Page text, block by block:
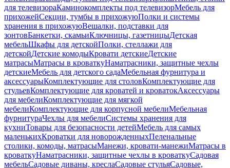
для телевизораКаминокомплекты под телевизорМебель для
прихожейСекции, тумбы в прихожуюПолки и системы
хранения в прихожуюВешалки, подставки для
зонтовБанкетки, скамьиКлючницы, газетницыДетская
мебельШкафы для детскойПолки, стеллажи для
детскойДетские комодыКровати детскиеДетские
матрасыМатрасы в кроваткуНаматрасники, защитные чехлы
детскиеМебель для детского садаМебельная фурнитура и
аксессуарыКомплектующие для столовКомплектующие для
стульевКомплектующие для кроватей и кроватокАксессуары
для мебелиКомплектующие для мягкой
мебелиКомплектующие для корпусной мебелиМебельная
фурнитураЧехлы для мебелиСистемы хранения для
кухниТовары для безопасности детейМебель для самых
маленькихКроватки для новорожденныхПеленальные
столики, комоды, матрасыМанежи, кровати-манежиМатрасы в
кроваткуНаматрасники, защитные чехлы в кроваткуСадовая
мебельСадовые диваны, креслаСадовые стульяСадовые,